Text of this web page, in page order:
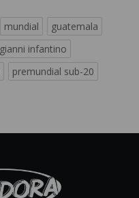
mundial
guatemala
gianni infantino
premundial sub-20